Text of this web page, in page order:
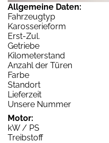
Allgemeine Daten:
Fahrzeugtyp
Karosserieform
Erst-Zul.
Getriebe
Kilometerstand
Anzahl der Türen
Farbe
Standort
Lieferzeit
Unsere Nummer
Motor:
kW / PS
Treibstoff